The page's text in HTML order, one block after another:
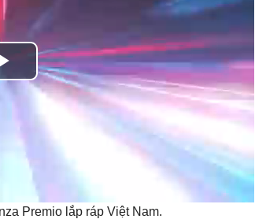
Play
Video
Premio lắp ráp Việt Nam.